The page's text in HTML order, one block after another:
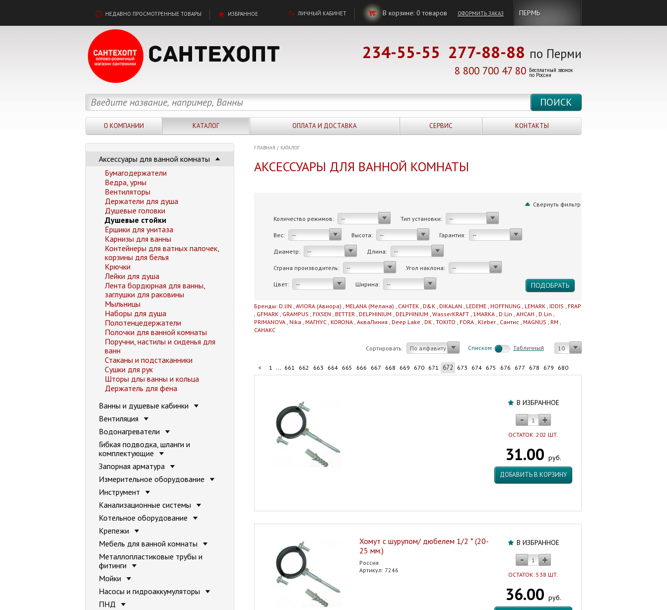
НЕДАВНО ПРОСМОТРЕННЫЕ ТОВАРЫ ИЗБРАННОЕ ЛИЧНЫЙ КАБИНЕТ В корзине: 0товаров ОФОРМИТЬ ЗАКАЗ ПЕРМЬ
234-55-55 277-88-88 по Перми
8 800 700 47 80 Бесплатный звонок
по России
О КОМПАНИИ КАТАЛОГ ОПЛАТА И ДОСТАВКА СЕРВИС КОНТАКТЫ
ГЛАВНАЯ / КАТАЛОГ
АКСЕССУАРЫ ДЛЯ ВАННОЙ КОМНАТЫ
Свернуть фильтр
Количество режимов:
-- Тип установки: --
Вес: -- Высота: -- Гарантия: --
Диаметр: -- Длина: --
Страна производитель: -- Угол наклона: --
Цвет: -- Ширина: --
Бренды: D.lIN , AVIORA (Авиора) , MELANA (Мелана) , САНТЕК , D&K , DIKALAN , LEDEME , HOFFNUNG , LEMARK , IDDIS , FRAP
, GFMARK , GRAMPUS , FIXSEN , BETTER , DELPHINIUM , DELPHINIUM , WasserKRAFT , 1MARKA , D.Lin , AHCAH , D.Lin ,
PRIMANOVA , Nika , МАГНУС , KORONA , АкваЛиния , Deep Lake , DK , TOKITO , FORA , Kleber , Сантис , MAGNUS , RM ,
САНАКС
Сортировать: По алфавиту Cписком Табличный 10
< 1 ... 661 662 663 664 665 666 667 668 669 670 671 672 673 674 675 676 677 678 679
680
В ИЗБРАННОЕ
ОСТАТОК: 202 ШТ.
31.00 руб.
ДОБАВИТЬ В КОРЗИНУ
В ИЗБРАННОЕ
ОСТАТОК: 538 ШТ.
36.00 руб.
Хомут с шурупом/ дюбелем 1/2 * (20-
25 мм.)
Россия
Артикул: 7246
Аксессуары для ванной комнаты
Бумагодержатели
Ведра, урны
Вентиляторы
Держатели для душа
Душевые головки
Душевые стойки
Ёршики для унитаза
Карнизы для ванны
Контейнеры для ватных палочек,
корзины для белья
Крючки
Лейки для душа
Лента бордюрная для ванны,
заглушки для раковины
Мыльницы
Наборы для душа
Полотенцедержатели
Полочки для ванной комнаты
Поручни, настилы и сиденья для
ванн
Стаканы и подстаканники
Сушки для рук
Шторы длы ванны и кольца
Держатель для фена
Ванны и душевые кабинки
Вентиляция
Водонагреватели
Гибкая подводка, шланги и
комплектующие
Запорная арматура
Измерительное оборудование
Инструмент
Канализационные системы
Котельное оборудование
Крепежи
Мебель для ванной комнаты
Металлопластиковые трубы и
фитинги
Мойки
Насосы и гидроаккумуляторы
ПНД